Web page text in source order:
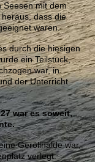
Seesen mit dem
dass die
waren.
durch die hiesigen
ein Teilstück,
war, in
der Unterricht
war es soweit,
Geröllhalde war,
verlegt.